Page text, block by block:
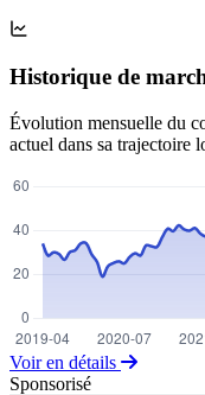
Historique de
Évolution mensuelle du
actuel dans sa trajectoire
Voir en détails
Sponsorisé